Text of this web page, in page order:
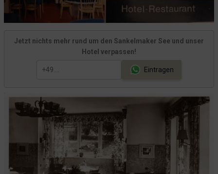
Jetzt nichts mehr rund um den Sankelmaker See und unser
Hotel verpassen!
Eintragen
Betriebspraktikum: Tschüss Nele, Tschüss Ronja
Eine neue Geschirrspülmaschine
Dieses Hotel setzt neue Standards!
Corona machts möglich?
Feedback von den Kleinen
Auf Rasen kann es mal matschig sein
Pads, Praktikantinnen und Design
Alla Hopp!
Morgenmuffel? Keine Chance!
Der Sturm - immer der Lage voraus